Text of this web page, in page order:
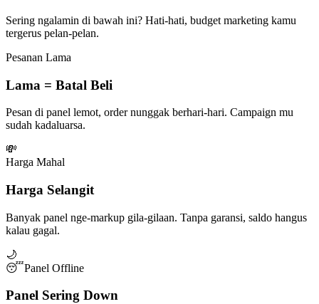
Sering ngalamin di bawah ini? Hati-hati, budget marketing kamu
tergerus pelan-pelan.
Pesanan Lama
Lama = Batal Beli
Pesan di panel lemot, order nunggak berhari-hari. Campaign mu
sudah kadaluarsa.
💸
Harga Mahal
Harga Selangit
Banyak panel nge-markup gila-gilaan. Tanpa garansi, saldo hangus
kalau gagal.
🌙
😴Panel Offline
Panel Sering Down